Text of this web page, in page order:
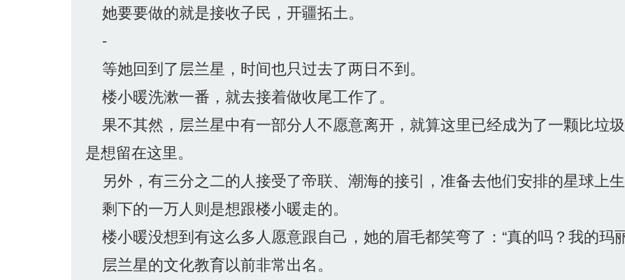
她要要做的就是接收子民，开疆拓土。
-
等她回到了层兰星，时间也只过去了两日不到。
楼小暖洗漱一番，就去接着做收尾工作了。
果不其然，层兰星中有一部分人不愿意离开，就算这里已经成为了一颗比垃
是想留在这里。
另外，有三分之二的人接受了帝联、潮海的接引，准备去他们安排的星球上生
剩下的一万人则是想跟楼小暖走的。
楼小暖没想到有这么多人愿意跟自己，她的眉毛都笑弯了：“真的吗？我的玛
层兰星的文化教育以前非常出名。